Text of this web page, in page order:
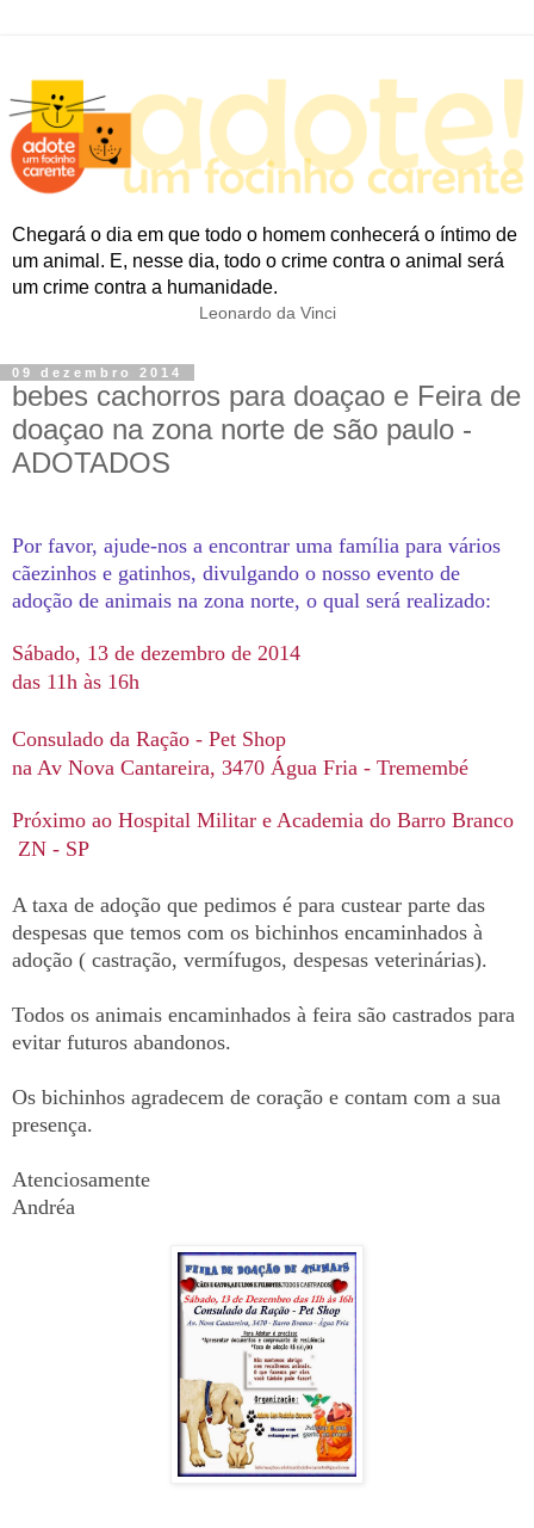
Chegará o dia em que todo o homem conhecerá o íntimo de
um animal. E, nesse dia, todo o crime contra o animal será
um crime contra a humanidade.
Leonardo da Vinci
09 dezembro 2014
bebes cachorros para doaçao e Feira de
doaçao na zona norte de são paulo -
ADOTADOS
Por favor, ajude-nos a encontrar uma família para vários
cãezinhos e gatinhos, divulgando o nosso evento de
adoção de animais na zona norte, o qual será realizado:
Sábado, 13 de dezembro de 2014
das 11h às 16h
Consulado da Ração - Pet Shop
na Av Nova Cantareira, 3470 Água Fria - Tremembé
Próximo ao Hospital Militar e Academia do Barro Branco
ZN - SP
A taxa de adoção que pedimos é para custear parte das
despesas que temos com os bichinhos encaminhados à
adoção ( castração, vermífugos, despesas veterinárias).
Todos os animais encaminhados à feira são castrados para
evitar futuros abandonos.
Os bichinhos agradecem de coração e contam com a sua
presença.
Atenciosamente
Andréa